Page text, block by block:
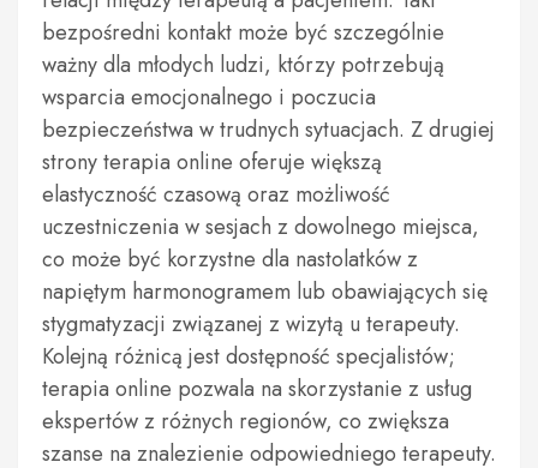
bezpośredni kontakt może być szczególnie
ważny dla młodych ludzi, którzy potrzebują
wsparcia emocjonalnego i poczucia
bezpieczeństwa w trudnych sytuacjach. Z drugiej
strony terapia online oferuje większą
elastyczność czasową oraz możliwość
uczestniczenia w sesjach z dowolnego miejsca,
co może być korzystne dla nastolatków z
napiętym harmonogramem lub obawiających się
stygmatyzacji związanej z wizytą u terapeuty.
Kolejną różnicą jest dostępność specjalistów;
terapia online pozwala na skorzystanie z usług
ekspertów z różnych regionów, co zwiększa
szanse na znalezienie odpowiedniego terapeuty.